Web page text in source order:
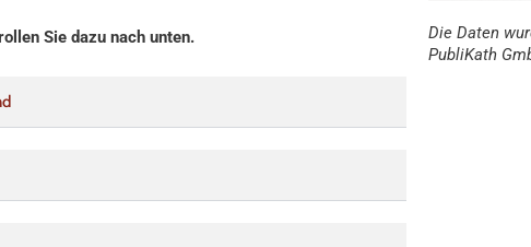
Sie dazu nach unten.
Die Daten
PubliKath